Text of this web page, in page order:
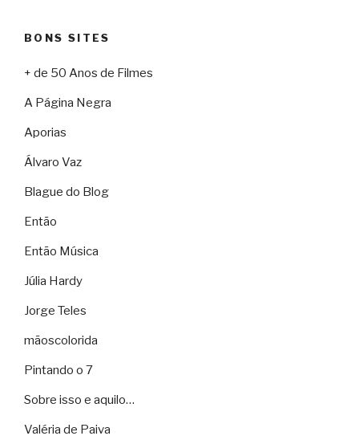
BONS SITES
+ de 50 Anos de Filmes
A Página Negra
Aporias
Álvaro Vaz
Blague do Blog
Então
Então Música
Júlia Hardy
Jorge Teles
mãoscolorida
Pintando o 7
Sobre isso e aquilo…
Valéria de Paiva